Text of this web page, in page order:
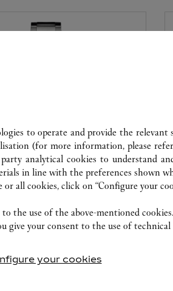
ビス
ィックでは、お客様のカルテ
メンテナンスおよびお修理な
to operate and provide the relevant
(for more information, please
analytical cookies to understand
in line with the preferences shown
all cookies, click on “Configure your
the use of the above-mentioned cookies.
give your consent to the use of technical
your cookies